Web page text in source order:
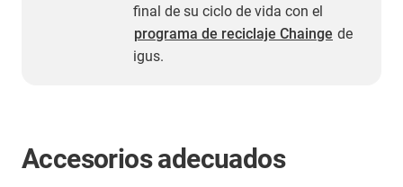
final de su ciclo de vida con el
programa de reciclaje Chainge de
igus.
Accesorios adecuados